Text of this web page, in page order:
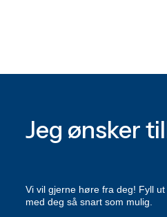
Jeg ønsker
Vi vil gjerne høre fra deg! Fyll
med deg så snart som mulig.